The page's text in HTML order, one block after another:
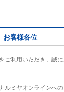
お客様各位
ご利用いただき、誠
ルミヤオンラインへ